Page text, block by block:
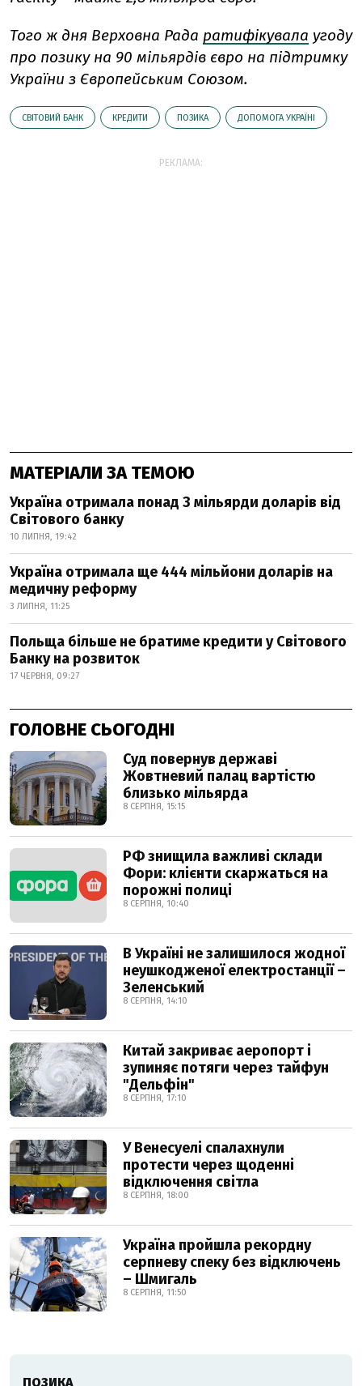
Того ж дня Верховна Рада ратифікувала угоду
про позику на 90 мільярдів євро на підтримку
України з Європейським Союзом.
СВІТОВИЙ БАНК КРЕДИТИ ПОЗИКА ДОПОМОГА УКРАЇНІ
РЕКЛАМА:
МАТЕРІАЛИ ЗА ТЕМОЮ
Україна отримала понад 3 мільярди доларів від
Світового банку
10 ЛИПНЯ, 19:42
Україна отримала ще 444 мільйони доларів на
медичну реформу
3 ЛИПНЯ, 11:25
Польща більше не братиме кредити у Світового
Банку на розвиток
17 ЧЕРВНЯ, 09:27
ГОЛОВНЕ СЬОГОДНІ
Суд повернув державі
Жовтневий палац вартістю
близько мільярда
8 СЕРПНЯ, 15:15
РФ знищила важливі склади
Фори: клієнти скаржаться на
порожні полиці
8 СЕРПНЯ, 10:40
В Україні не залишилося жодної
неушкодженої електростанції –
Зеленський
8 СЕРПНЯ, 14:10
Китай закриває аеропорт і
зупиняє потяги через тайфун
"Дельфін"
8 СЕРПНЯ, 17:10
У Венесуелі спалахнули
протести через щоденні
відключення світла
8 СЕРПНЯ, 18:00
Україна пройшла рекордну
серпневу спеку без відключень
– Шмигаль
8 СЕРПНЯ, 11:50
ПОЗИКА